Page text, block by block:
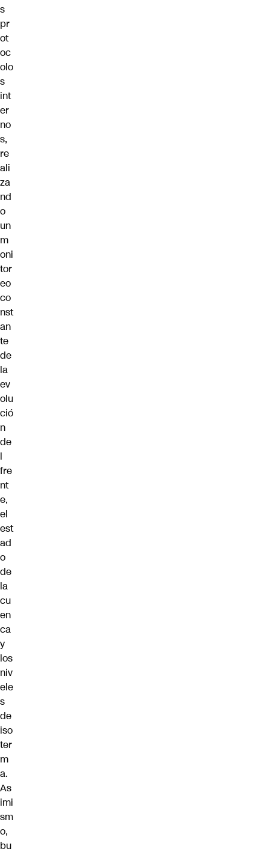
s
pr
ot
oc
olo
s
int
er
no
s,
re
ali
za
nd
o
un
m
oni
tor
eo
co
nst
an
te
de
la
ev
olu
ció
n
de
l
fre
nt
e,
el
est
ad
o
de
la
cu
en
ca
y
los
niv
ele
s
de
iso
ter
m
a.
As
imi
sm
o,
bu